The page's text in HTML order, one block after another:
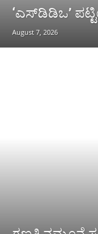
‘ಎಸ್‌ಡಿಡಿಒ’
August 7, 2026